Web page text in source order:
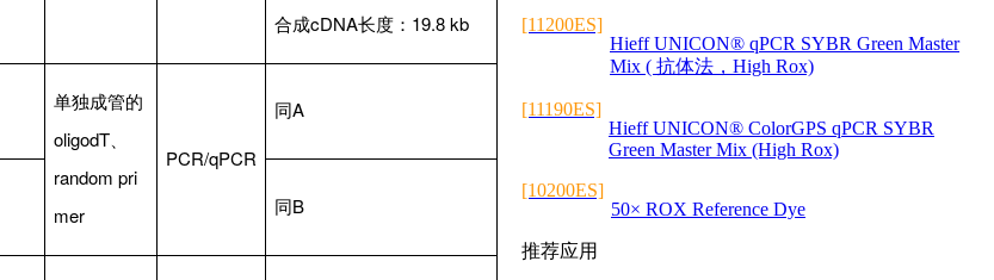
合成cDNA长度：19.8 kb
单独成管的
oligodT、
random pri
mer
PCR/qPCR
同A
同B
[11200ES]
Hieff UNICON® qPCR SYBR Green Master
Mix ( 抗体法，High Rox)
[11190ES]
Hieff UNICON® ColorGPS qPCR SYBR
Green Master Mix (High Rox)
[10200ES]
50× ROX Reference Dye
推荐应用